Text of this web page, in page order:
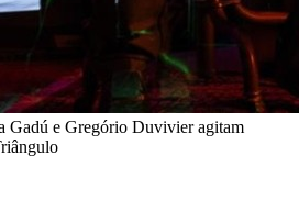
Gadú e Gregório Duvivier agitam